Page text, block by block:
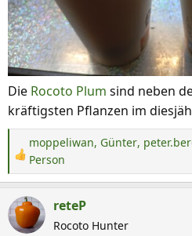
Die Rocoto Plum sind neben
kräftigsten Pflanzen im
R
e
k
t
moppeliwan, Günter,
Person
reteP
Rocoto Hunter